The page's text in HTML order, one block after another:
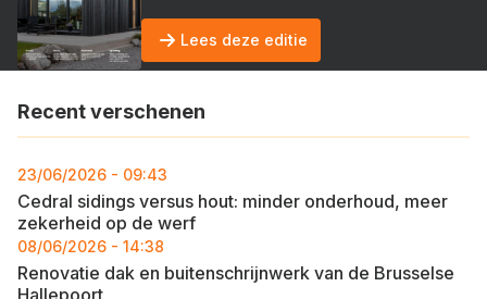
Lees deze editie
Recent verschenen
23/06/2026 - 09:43
Cedral sidings versus hout: minder onderhoud, meer
zekerheid op de werf
08/06/2026 - 14:38
Renovatie dak en buitenschrijnwerk van de Brusselse
Hallepoort